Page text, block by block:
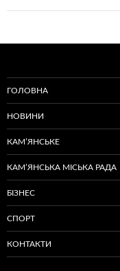
ГОЛОВНА
НОВИНИ
КАМ’ЯНСЬКЕ
КАМ’ЯНСЬКА МІСЬКА РАДА
БІЗНЕС
СПОРТ
КОНТАКТИ